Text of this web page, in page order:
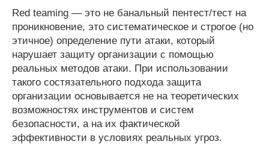
Red teaming — это не банальный пентест/тест на
проникновение, это систематическое и строгое (но
этичное) определение пути атаки, который
нарушает защиту организации с помощью
реальных методов атаки. При использовании
такого состязательного подхода защита
организации основывается не на теоретических
возможностях инструментов и систем
безопасности, а на их фактической
эффективности в условиях реальных угроз.